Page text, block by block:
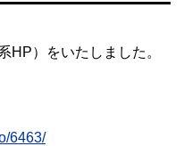
HP）をいたしました。
6463/